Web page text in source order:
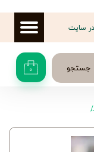
جستجو ۰
سایت